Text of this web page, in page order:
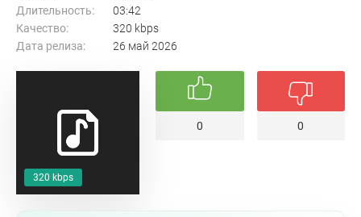
320 kbps
Длительность:
03:42
Качество:
320 kbps
Дата релиза:
26 май 2026
0 0